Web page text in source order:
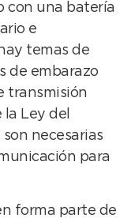
con una batería
e
temas de
de embarazo
transmisión
Ley del
necesarias
para
forma parte de